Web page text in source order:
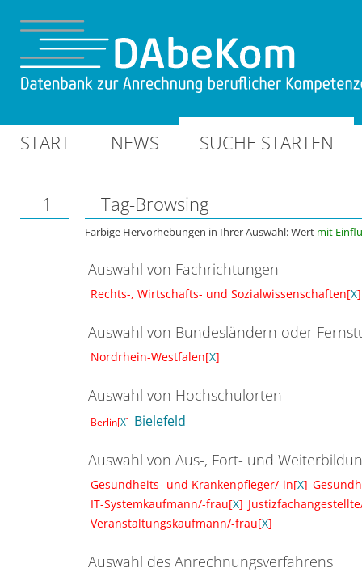
START NEWS SUCHE STARTEN
1 Tag-Browsing
Farbige Hervorhebungen in Ihrer Auswahl: Wert mit
Auswahl von Fachrichtungen
Rechts-, Wirtschafts- und Sozialwissenschaften[X]
Auswahl von Bundesländern oder
Nordrhein-Westfalen[X]
Auswahl von Hochschulorten
Berlin[X] Bielefeld
Auswahl von Aus-, Fort- und
Gesundheits- und Krankenpfleger/-in[X]
IT-Systemkaufmann/-frau[X]
Veranstaltungskaufmann/-frau[X]
Auswahl des Anrechnungsverfahrens